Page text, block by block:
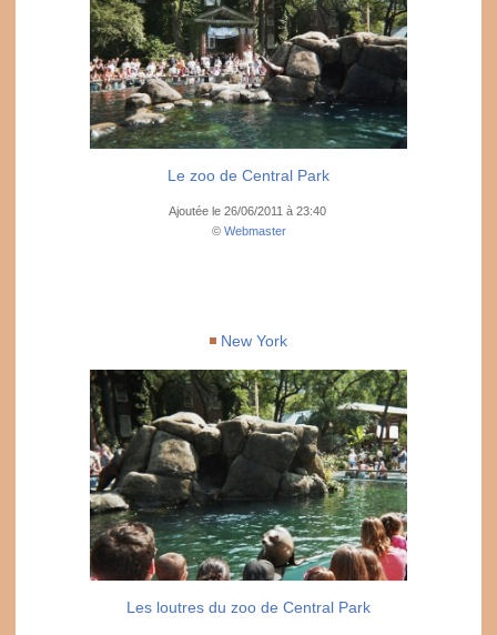
Le zoo de Central Park
Ajoutée le 26/06/2011 à 23:40
© Webmaster
New York
Les loutres du zoo de Central Park